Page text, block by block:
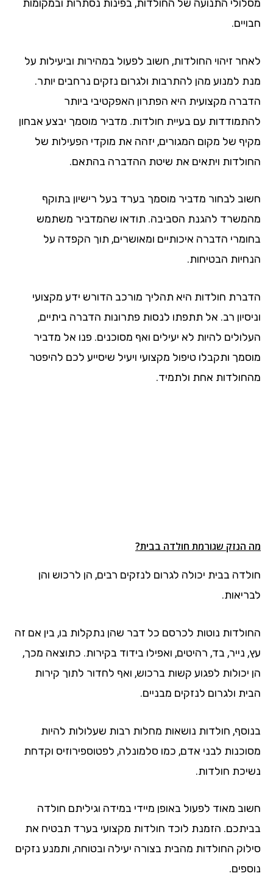
מסלולי התנועה של החולדות, בפינות נסתרות ובמקומות
חבויים.
לאחר זיהוי החולדות, חשוב לפעול במהירות וביעילות על
מנת למנוע מהן להתרבות ולגרום נזקים נרחבים יותר.
הדברה מקצועית היא הפתרון האפקטיבי ביותר
להתמודדות עם בעיית חולדות. מדביר מוסמך יבצע אבחון
מקיף של מקום המגורים, יזהה את מוקדי הפעילות של
החולדות ויתאים את שיטת ההדברה בהתאם.
חשוב לבחור מדביר מוסמך בערד בעל רישיון בתוקף
מהמשרד להגנת הסביבה. תודאו שהמדביר משתמש
בחומרי הדברה איכותיים ומאושרים, תוך הקפדה על
הנחיות הבטיחות.
הדברת חולדות היא תהליך מורכב הדורש ידע מקצועי
וניסיון רב. אל תתפתו לנסות פתרונות הדברה ביתיים,
העלולים להיות לא יעילים ואף מסוכנים. פנו אל מדביר
מוסמך ותקבלו טיפול מקצועי ויעיל שיסייע לכם להיפטר
מהחולדות אחת ולתמיד.
מה הנזק שגורמת חולדה בבית?
חולדה בבית יכולה לגרום לנזקים רבים, הן לרכוש והן
לבריאות.
החולדות נוטות לכרסם כל דבר שהן נתקלות בו, בין אם זה
עץ, נייר, בד, רהיטים, ואפילו בידוד בקירות. כתוצאה מכך,
הן יכולות לפגוע קשות ברכוש, ואף לחדור לתוך קירות
הבית ולגרום לנזקים מבניים.
בנוסף, חולדות נושאות מחלות רבות שעלולות להיות
מסוכנות לבני אדם, כמו סלמונלה, לפטוספירוזיס וקדחת
נשיכת חולדות.
חשוב מאוד לפעול באופן מיידי במידה וגיליתם חולדה
בביתכם. הזמנת לוכד חולדות מקצועי בערד תבטיח את
סילוק החולדות מהבית בצורה יעילה ובטוחה, ותמנע נזקים
נוספים.